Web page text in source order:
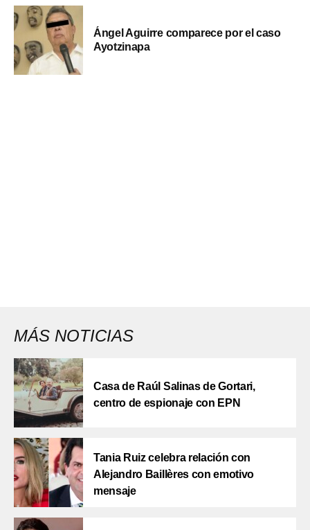
Ángel Aguirre comparece por el caso
Ayotzinapa
MÁS NOTICIAS
Casa de Raúl Salinas de Gortari,
centro de espionaje con EPN
Tania Ruiz celebra relación con
Alejandro Baillères con emotivo
mensaje